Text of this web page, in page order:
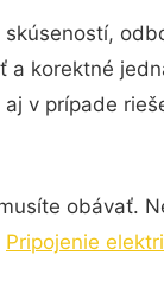
korektné
v prípade
obávať.
Pripojenie